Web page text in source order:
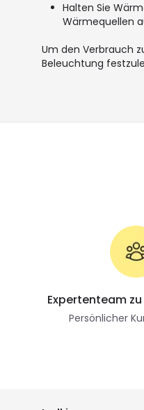
Halten Sie
Wärmequellen
Um den Verbrauch
Beleuchtung
Expertenteam
Persönlicher